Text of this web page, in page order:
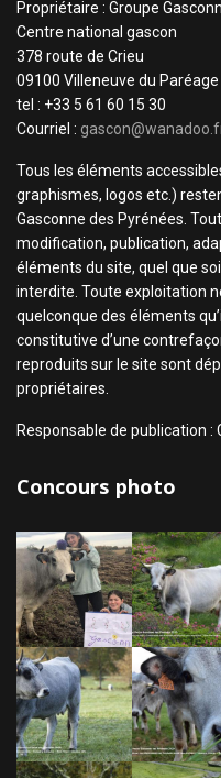
Propriétaire : Groupe
Centre national gascon
378 route de Crieu
09100 Villeneuve du Paréage
tel : +33 5 61 60 15 30
Courriel :
Tous les éléments
graphismes, logos etc.)
Gasconne des Pyrénées.
modification, publication,
éléments du site, quel que
interdite. Toute exploitation
quelconque des éléments
constitutive d’une
reproduits sur le site sont
propriétaires.
Responsable de publication
Concours photo